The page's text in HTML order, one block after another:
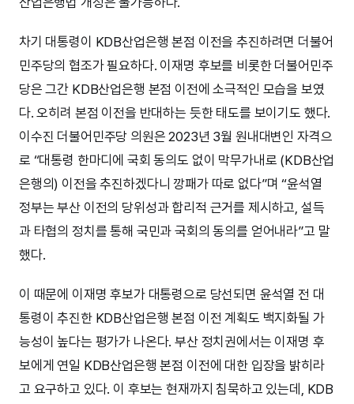
차기 대통령이 KDB산업은행 본점 이전을 추진하려면 더불어
민주당의 협조가 필요하다. 이재명 후보를 비롯한 더불어민주
당은 그간 KDB산업은행 본점 이전에 소극적인 모습을 보였
다. 오히려 본점 이전을 반대하는 듯한 태도를 보이기도 했다.
이수진 더불어민주당 의원은 2023년 3월 원내대변인 자격으
로 “대통령 한마디에 국회 동의도 없이 막무가내로 (KDB산업
은행의) 이전을 추진하겠다니 깡패가 따로 없다”며 “윤석열
정부는 부산 이전의 당위성과 합리적 근거를 제시하고, 설득
과 타협의 정치를 통해 국민과 국회의 동의를 얻어내라”고 말
했다.
이 때문에 이재명 후보가 대통령으로 당선되면 윤석열 전 대
통령이 추진한 KDB산업은행 본점 이전 계획도 백지화될 가
능성이 높다는 평가가 나온다. 부산 정치권에서는 이재명 후
보에게 연일 KDB산업은행 본점 이전에 대한 입장을 밝히라
고 요구하고 있다. 이 후보는 현재까지 침묵하고 있는데, KDB